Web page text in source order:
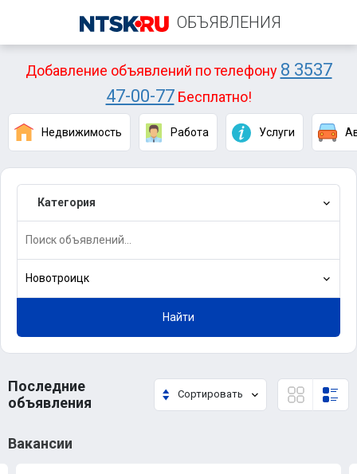
ОБЪЯВЛЕНИЯ
Добавление объявлений по телефону 8 3537
47-00-77Бесплатно!
Недвижимость Работа Услуги
Категория
Новотроицк
Найти
Последние
объявления
Сортировать
Вакансии